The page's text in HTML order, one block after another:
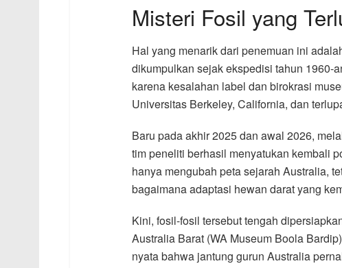
Misteri Fosil yang
Hal yang menarik dari penemuan ini
dikumpulkan sejak ekspedisi tahun 1960-
karena kesalahan label dan birokrasi
Universitas Berkeley, California, dan
Baru pada akhir 2025 dan awal 2026,
tim peneliti berhasil menyatukan kembali
hanya mengubah peta sejarah Australia,
bagaimana adaptasi hewan darat yang
Kini, fosil-fosil tersebut tengah
Australia Barat (WA Museum Boola
nyata bahwa jantung gurun Australia